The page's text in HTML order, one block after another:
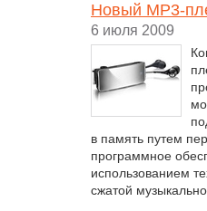
Новый MP3-
6 июля 2009
в память путем
программное
использованием
сжатой